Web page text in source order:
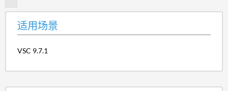
适用场景
VSC 9.7.1